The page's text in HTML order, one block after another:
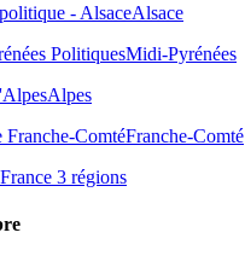
- AlsaceAlsace
PolitiquesMidi-Pyrénées
Alpes
Franche-ComtéFranche-Comté
3 régions